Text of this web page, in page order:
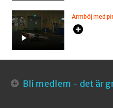
Armböj med
Bli medlem - det är